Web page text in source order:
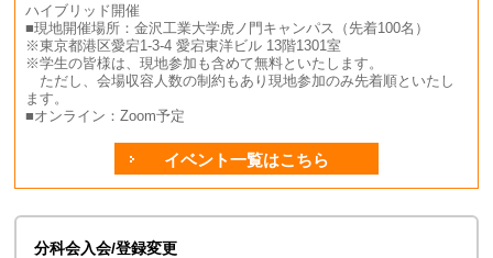
ハイブリッド開催
■現地開催場所：金沢工業大学虎ノ門キャンパス（先着100名）
※東京都港区愛宕1-3-4 愛宕東洋ビル 13階1301室
※学生の皆様は、現地参加も含めて無料といたします。
ただし、会場収容人数の制約もあり現地参加のみ先着順といたし
ます。
■オンライン：Zoom予定
イベント一覧はこちら
分科会入会/登録変更